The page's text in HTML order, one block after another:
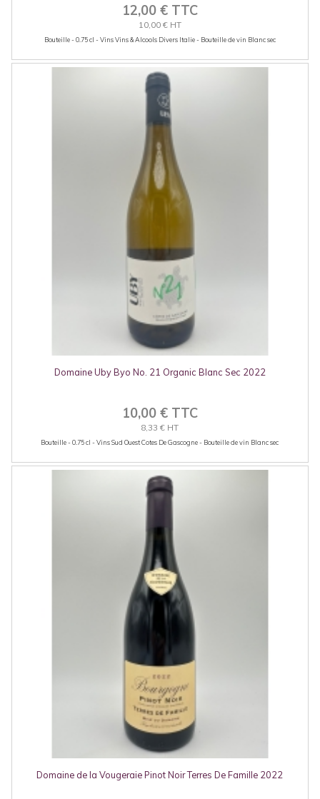
12,00 € TTC
10,00 € HT
Bouteille - 0.75 cl - Vins Vins & Alcools Divers Italie - Bouteille de vin Blanc sec
Domaine Uby Byo No. 21 Organic Blanc Sec 2022
10,00 € TTC
8,33 € HT
Bouteille - 0.75 cl - Vins Sud Ouest Cotes De Gascogne - Bouteille de vin Blanc sec
Domaine de la Vougeraie Pinot Noir Terres De Famille 2022